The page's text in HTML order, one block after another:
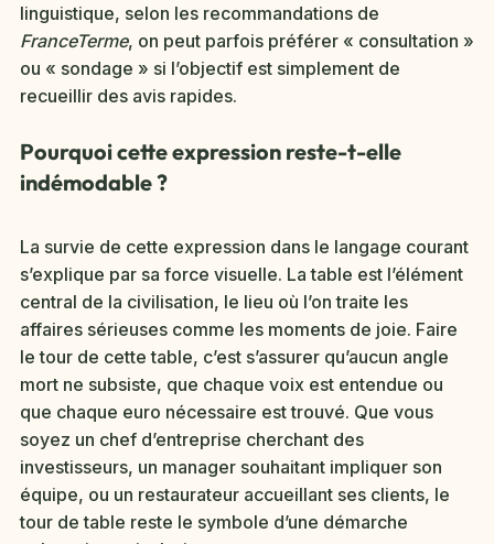
linguistique, selon les recommandations de
FranceTerme, on peut parfois préférer « consultation »
ou « sondage » si l’objectif est simplement de
recueillir des avis rapides.
Pourquoi cette expression reste-t-elle
indémodable ?
La survie de cette expression dans le langage courant
s’explique par sa force visuelle. La table est l’élément
central de la civilisation, le lieu où l’on traite les
affaires sérieuses comme les moments de joie. Faire
le tour de cette table, c’est s’assurer qu’aucun angle
mort ne subsiste, que chaque voix est entendue ou
que chaque euro nécessaire est trouvé. Que vous
soyez un chef d’entreprise cherchant des
investisseurs, un manager souhaitant impliquer son
équipe, ou un restaurateur accueillant ses clients, le
tour de table reste le symbole d’une démarche